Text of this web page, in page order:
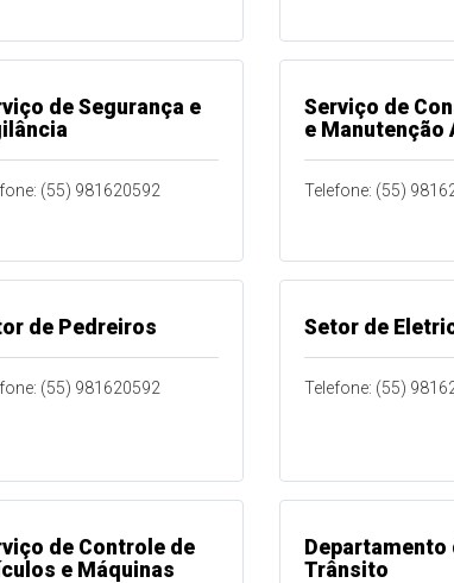
de Segurança e
(55) 981620592
Serviço de
e Manutenção
Telefone: (55)
de Pedreiros
(55) 981620592
Setor de
Telefone: (55)
de Controle de
e Máquinas
Departamento
Trânsito